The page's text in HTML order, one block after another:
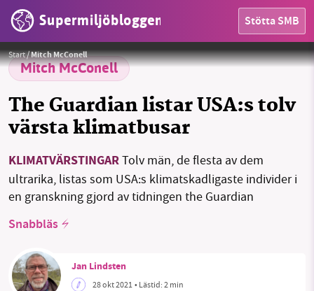
Supermiljöbloggen Stötta SMB
OMRÅDEN
MILJÖFAKTA
OM OSS
Sök Sparade inlägg Tipsa oss
Threads
Start/Mitch McConell
Mitch McConell
The Guardian listar USA:s tolv
värsta klimatbusar
KLIMATVÄRSTINGARTolv män, de flesta av dem
ultrarika, listas som USA:s klimatskadligaste individer i
en granskning gjord av tidningen the Guardian
Snabbläs
Jan Lindsten
28 okt 2021• Lästid:2 min
Rudy och Peter Skitterians från Pixabay